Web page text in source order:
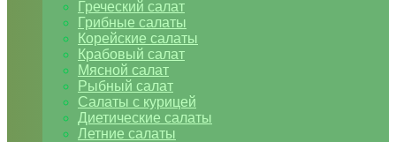
Греческий салат
Грибные салаты
Корейские салаты
Крабовый салат
Мясной салат
Рыбный салат
Салаты с курицей
Диетические салаты
Летние салаты